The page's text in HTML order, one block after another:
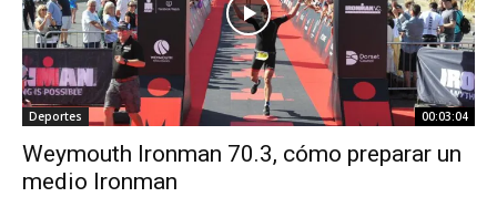
Deportes 00:03:04
Weymouth Ironman 70.3, cómo preparar un
medio Ironman